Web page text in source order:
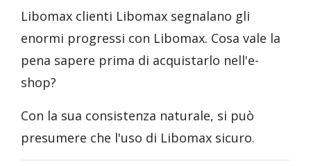
Libomax clienti Libomax segnalano gli
enormi progressi con Libomax. Cosa vale la
pena sapere prima di acquistarlo nell'e-
shop?
Con la sua consistenza naturale, si può
presumere che l'uso di Libomax sicuro.